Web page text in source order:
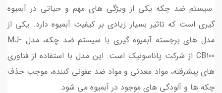
سیستم ضد چکه یکی از ویژگی های مهم و حیاتی در آبمیوه
گیری است که تاثیر بسیار زیادی بر کیفیت آبمیوه دارد. یکی از
مدل های برجسته آبمیوه گیری با سیستم ضد چکه، مدل MJ-
CB100 از شرکت پاناسونیک است. این مدل با استفاده از فناوری
های پیشرفته، مواد معدنی و مواد ضد عفونی کننده، موجب حذف
چکه ها و آلودگی های موجود در آبمیوه می شود.